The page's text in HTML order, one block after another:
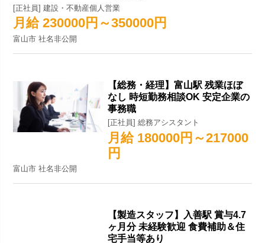
[正社員] 建設・不動産個人営業
月給 230000円～350000円
富山市 社名非公開
【総務・経理】富山駅 残業ほぼ
なし 時短勤務相談OK 安定企業の
事務職
[正社員] 総務アシスタント
月給 180000円～217000
円
富山市 社名非公開
【製造スタッフ】入善駅 賞与4.7
ヶ月分 未経験歓迎 食費補助＆住
宅手当等あり